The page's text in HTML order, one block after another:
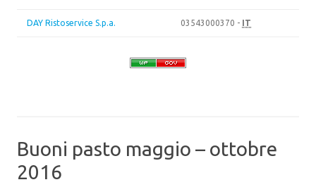
DAY Ristoservice S.p.a. 03543000370 - IT
Buoni pasto maggio – ottobre
2016